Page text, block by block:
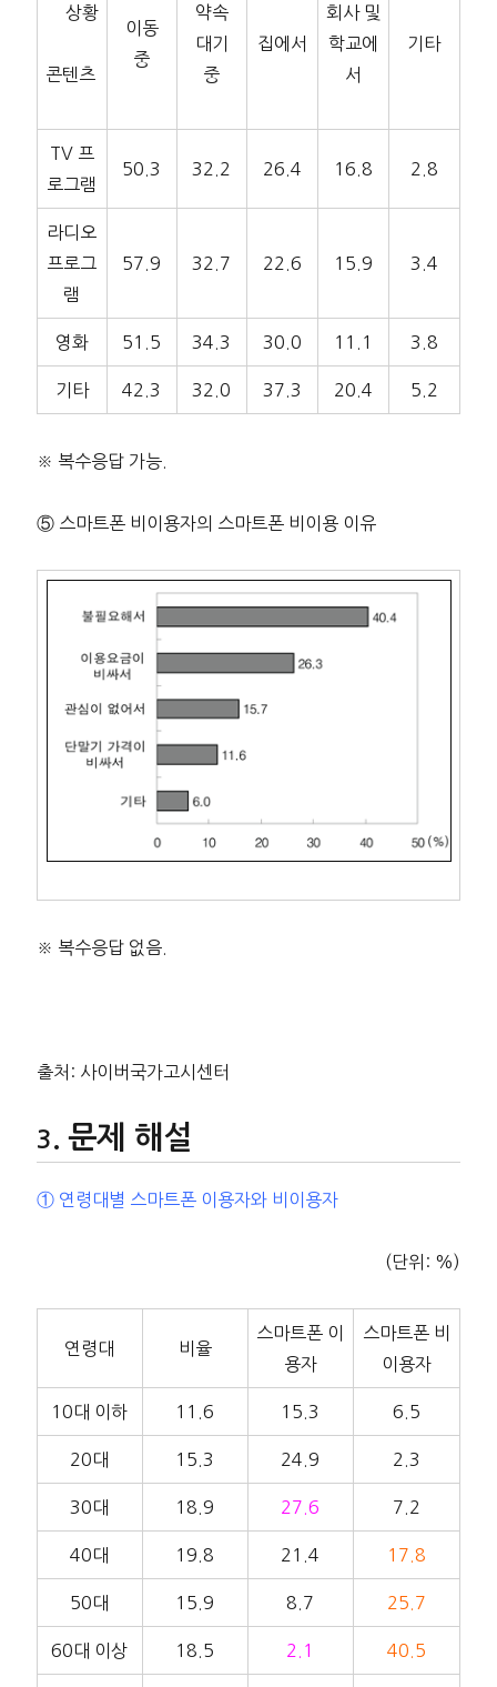
상황
콘텐츠
이동
중
약속
대기
중
집에서
회사 및
학교에
서
기타
TV 프
로그램
50.3 32.2 26.4 16.8 2.8
라디오
프로그
램
57.9 32.7 22.6 15.9 3.4
영화 51.5 34.3 30.0 11.1 3.8
기타 42.3 32.0 37.3 20.4 5.2
※ 복수응답 가능.
⑤ 스마트폰 비이용자의 스마트폰 비이용 이유
※ 복수응답 없음.
출처: 사이버국가고시센터
문제 해설
① 연령대별 스마트폰 이용자와 비이용자
(단위: %)
연령대 비율
스마트폰 이
용자
스마트폰 비
이용자
10대 이하 11.6 15.3 6.5
20대 15.3 24.9 2.3
30대 18.9 27.6 7.2
40대 19.8 21.4 17.8
50대 15.9 8.7 25.7
60대 이상 18.5 2.1 40.5